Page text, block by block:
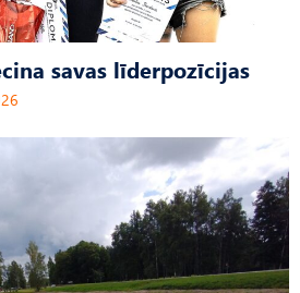
savas līderpozīcijas